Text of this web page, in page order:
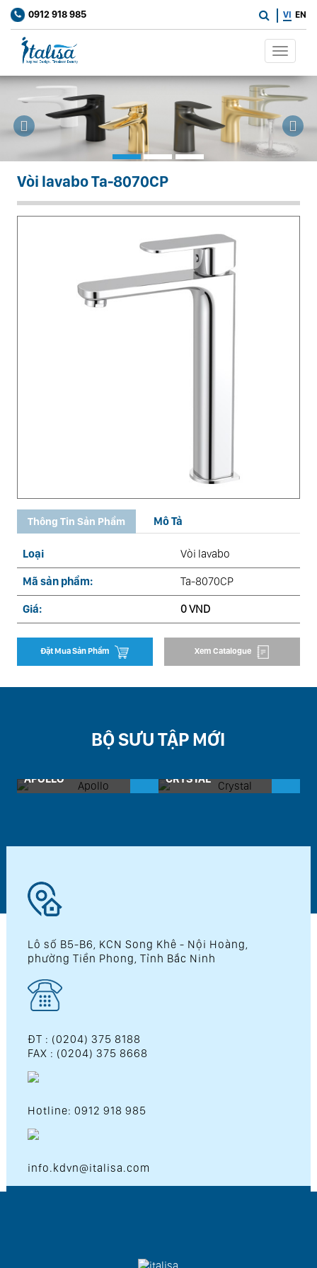
0912 918 985 VI EN
Toggle
Previous
Vòi lavabo Ta-8070CP
Thông Tin Sản Phẩm Mô Tả
Loại Vòi lavabo
Mã sản phẩm: Ta-8070CP
Giá: 0 VND
Đặt Mua Sản Phẩm Xem Catalogue
BỘ SƯU TẬP MỚI
APOLLO CRYSTAL
Lô số B5-B6, KCN Song Khê - Nội Hoàng,
phường Tiền Phong, Tỉnh Bắc Ninh
ĐT : (0204) 375 8188
FAX : (0204) 375 8668
Hotline: 0912 918 985
info.kdvn@italisa.com